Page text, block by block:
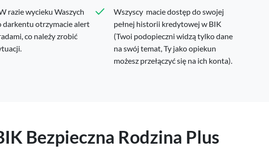
razie wycieku Waszych
darkentu otrzymacie alert
co należy zrobić
Wszyscy macie dostęp do swojej
pełnej historii kredytowej w BIK
(Twoi podopieczni widzą tylko dane
na swój temat, Ty jako opiekun
możesz przełączyć się na ich konta).
Bezpieczna Rodzina Plus